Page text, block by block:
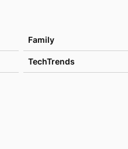
Family
TechTrends